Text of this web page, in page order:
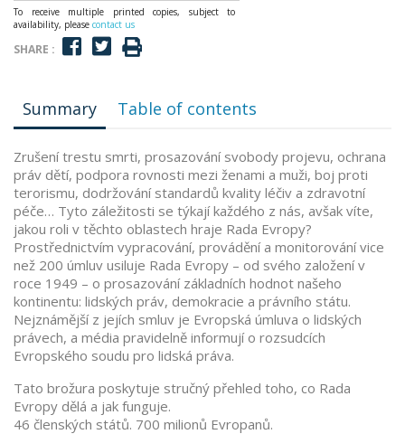
To receive multiple printed copies, subject to
availability, please contact us
SHARE :
Summary Table of contents
Zrušení trestu smrti, prosazování svobody projevu, ochrana
práv dětí, podpora rovnosti mezi ženami a muži, boj proti
terorismu, dodržování standardů kvality léčiv a zdravotní
péče… Tyto záležitosti se týkají každého z nás, avšak víte,
jakou roli v těchto oblastech hraje Rada Evropy?
Prostřednictvím vypracování, provádění a monitorování vice
než 200 úmluv usiluje Rada Evropy – od svého založení v
roce 1949 – o prosazování základních hodnot našeho
kontinentu: lidských práv, demokracie a právního státu.
Nejznámější z jejích smluv je Evropská úmluva o lidských
právech, a média pravidelně informují o rozsudcích
Evropského soudu pro lidská práva.
Tato brožura poskytuje stručný přehled toho, co Rada
Evropy dělá a jak funguje.
46 členských států. 700 milionů Evropanů.